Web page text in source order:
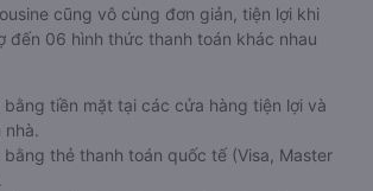
cũng vô cùng đơn giản, tiện lợi khi
đến 06 hình thức thanh toán khác nhau
bằng tiền mặt tại các cửa hàng tiện lợi và
nhà.
bằng thẻ thanh toán quốc tế (Visa, Master